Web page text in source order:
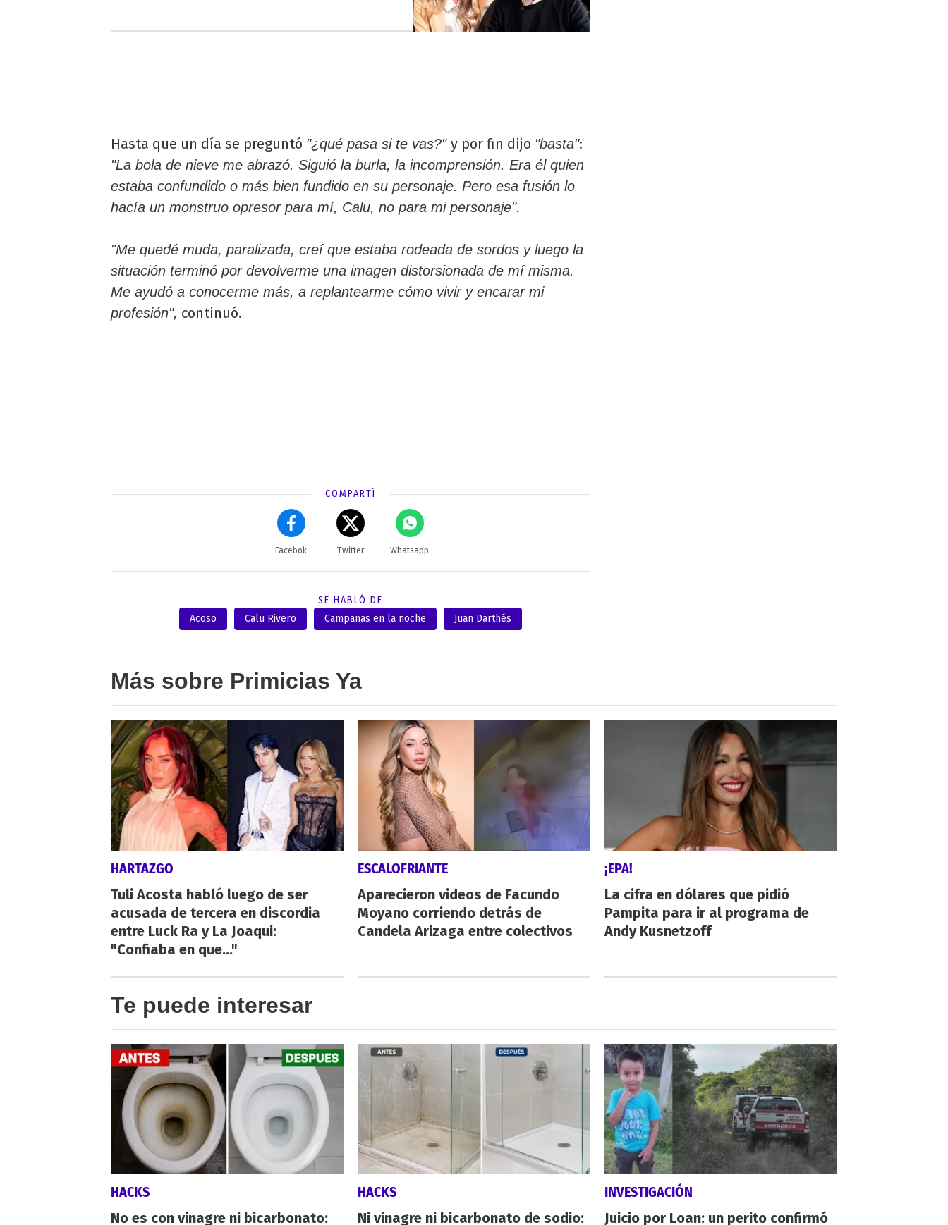
Hasta que un día se preguntó "¿qué pasa si te vas?" y por fin dijo "basta":
"La bola de nieve me abrazó. Siguió la burla, la incomprensión. Era él quien
estaba confundido o más bien fundido en su personaje. Pero esa fusión lo
hacía un monstruo opresor para mí, Calu, no para mi personaje".
"Me quedé muda, paralizada, creí que estaba rodeada de sordos y luego la
situación terminó por devolverme una imagen distorsionada de mí misma.
Me ayudó a conocerme más, a replantearme cómo vivir y encarar mi
profesión", continuó.
COMPARTÍ
Facebok Twitter Whatsapp
SE HABLÓ DE
Acoso
Calu Rivero Campanas en la noche Juan Darthés
Más sobre Primicias Ya
HARTAZGO
Tuli Acosta habló luego de ser
acusada de tercera en discordia
entre Luck Ra y La Joaqui:
"Confiaba en que..."
ESCALOFRIANTE
Aparecieron videos de Facundo
Moyano corriendo detrás de
Candela Arizaga entre colectivos
¡EPA!
La cifra en dólares que pidió
Pampita para ir al programa de
Andy Kusnetzoff
Te puede interesar
HACKS
No es con vinagre ni bicarbonato:
HACKS
Ni vinagre ni bicarbonato de sodio:
INVESTIGACIÓN
Juicio por Loan: un perito confirmó